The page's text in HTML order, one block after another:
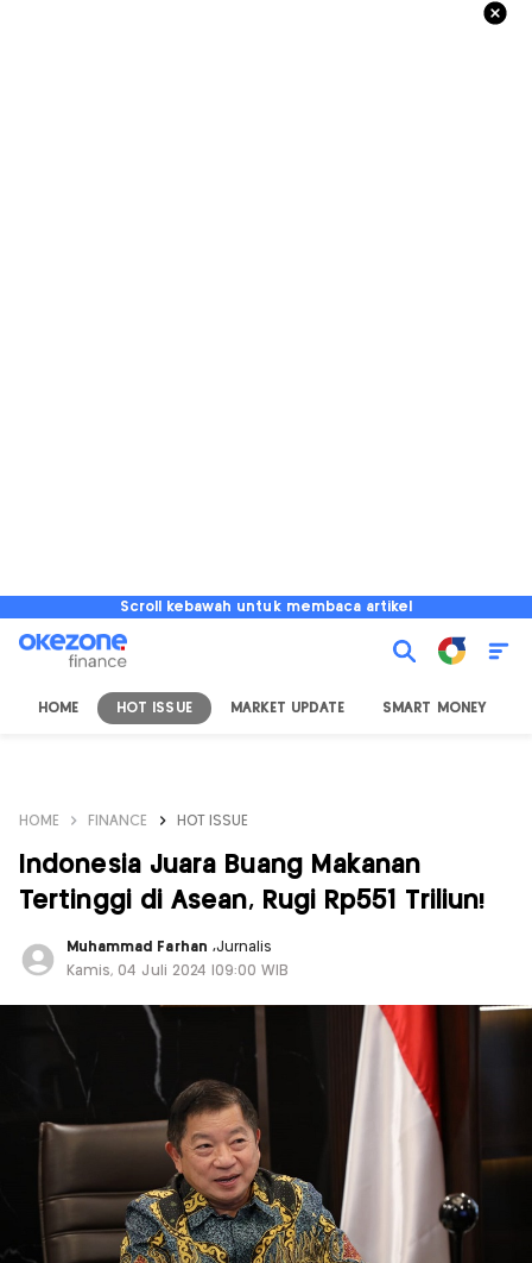
Scroll kebawah untuk membaca artikel
HOME HOT ISSUE MARKET UPDATE SMART MONEY
HOME FINANCE HOT ISSUE
Indonesia Juara Buang Makanan
Tertinggi di Asean, Rugi Rp551 Triliun!
Muhammad Farhan ,Jurnalis
Kamis, 04 Juli 2024 |09:00 WIB